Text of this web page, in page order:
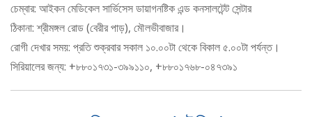
চেম্বার: আইকন মেডিকেল সার্ভিসেস ডায়াগনষ্টিক এন্ড কনসালটেন্ট সেন্টার
ঠিকানা: শ্রীমঙ্গল রোড (বেরীর পাড়), মৌলভীবাজার।
রোগী দেখার সময়: প্রতি শুক্রবার সকাল ১০.০০টা থেকে বিকাল ৫.০০টা পর্যন্ত।
সিরিয়ালের জন্য: +৮৮০১৭৩১-৩৯৯১১০, +৮৮০১৭৬৮-০৪৭৩৯১